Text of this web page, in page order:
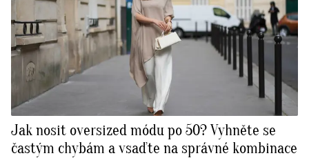
Jak nosit oversized módu po 50? Vyhněte se
častým chybám a vsaďte na správné kombinace